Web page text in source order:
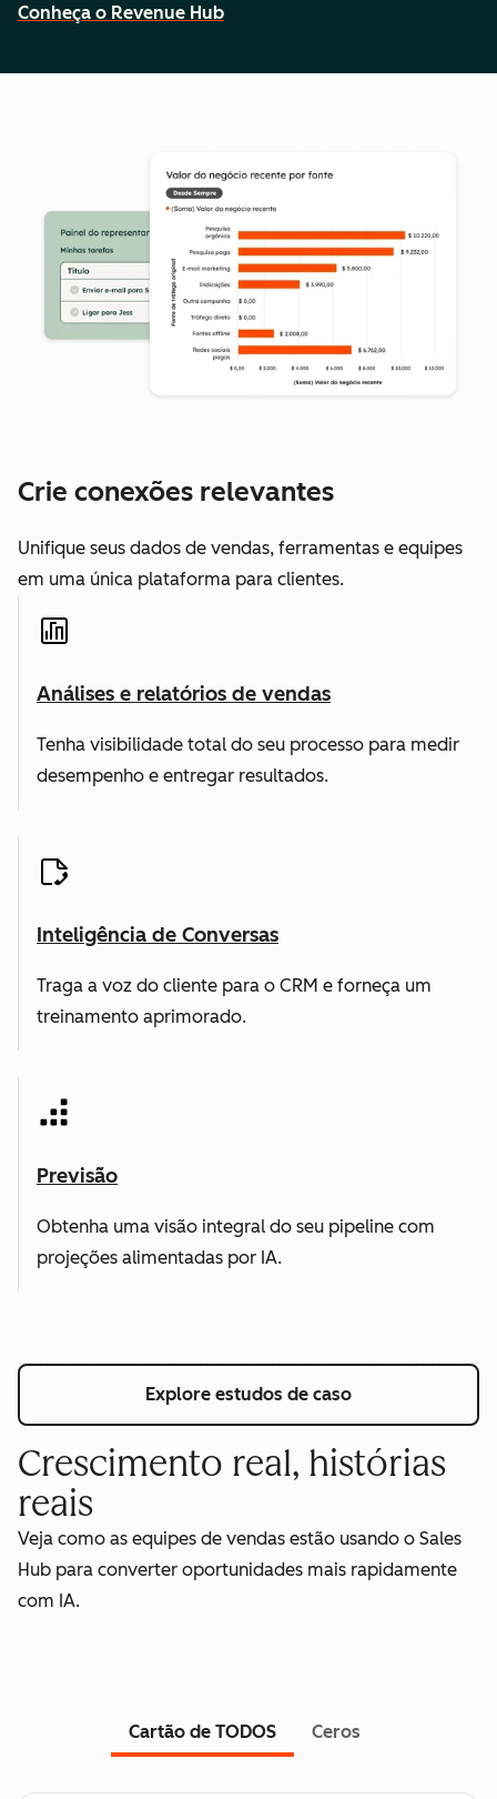
Conheça o Revenue Hub
Crie conexões relevantes
Unifique seus dados de vendas, ferramentas e equipes
em uma única plataforma para clientes.
Análises e relatórios de vendas
Tenha visibilidade total do seu processo para medir
desempenho e entregar resultados.
Inteligência de Conversas
Traga a voz do cliente para o CRM e forneça um
treinamento aprimorado.
Previsão
Obtenha uma visão integral do seu pipeline com
projeções alimentadas por IA.
Explore estudos de caso
Crescimento real, histórias
reais
Veja como as equipes de vendas estão usando o Sales
Hub para converter oportunidades mais rapidamente
com IA.
Cartão de TODOS Ceros